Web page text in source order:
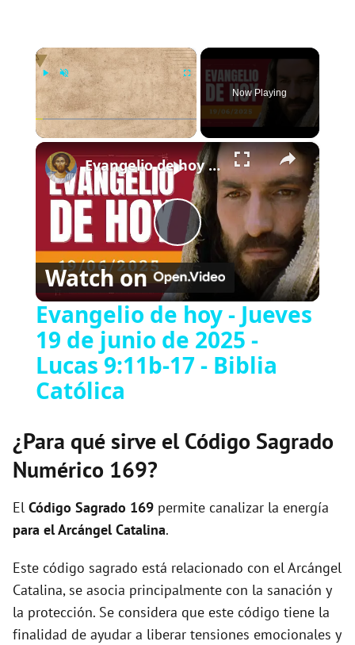
×
Fullscreen
Now Playing
×
P
l
a
V
e
o
Evangelio de hoy - Jueves 19 de junio de 2025 - Lucas 9:11b-17 - Biblia Católica
Watch on
Evangelio de hoy - Jueves
19 de junio de 2025 -
Lucas 9:11b-17 - Biblia
Católica
¿Para qué sirve el Código Sagrado
Numérico 169?
El Código Sagrado 169 permite canalizar la energía
para el Arcángel Catalina.
Este código sagrado está relacionado con el Arcángel
Catalina, se asocia principalmente con la sanación y
la protección. Se considera que este código tiene la
finalidad de ayudar a liberar tensiones emocionales y